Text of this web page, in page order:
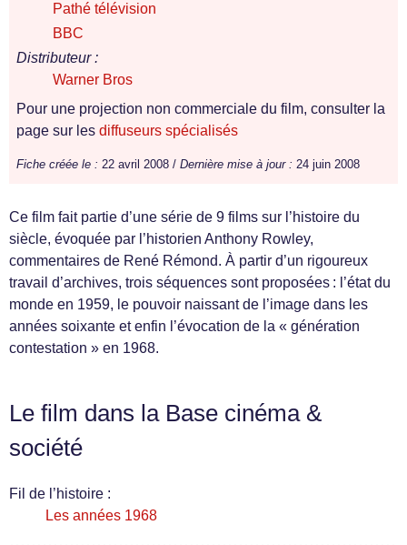
Pathé télévision
BBC
Distributeur :
Warner Bros
Pour une projection non commerciale du film, consulter la
page sur les diffuseurs spécialisés
Fiche créée le : 22 avril 2008 / Dernière mise à jour : 24 juin 2008
Ce film fait partie d’une série de 9 films sur l’histoire du
siècle, évoquée par l’historien Anthony Rowley,
commentaires de René Rémond. À partir d’un rigoureux
travail d’archives, trois séquences sont proposées : l’état du
monde en 1959, le pouvoir naissant de l’image dans les
années soixante et enfin l’évocation de la « génération
contestation » en 1968.
Le film dans la Base cinéma &
société
Fil de l’histoire :
Les années 1968